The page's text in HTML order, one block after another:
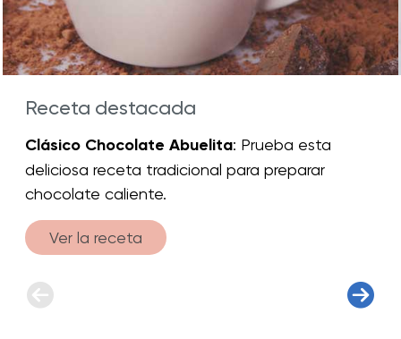
Receta destacada
Clásico Chocolate Abuelita: Prueba esta
deliciosa receta tradicional para preparar
chocolate caliente.
Ver la receta